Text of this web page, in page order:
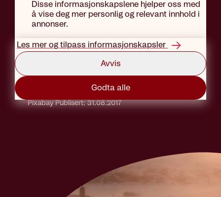
Disse informasjonskapslene hjelper oss med
å vise deg mer personlig og relevant innhold i
annonser.
Les mer og tilpass informasjonskapsler
Avvis
Godta alle
høstskadene
på hytta
Tekst: Marius Solberg Anfinsen Foto: Kirstie Hudson,
Pixabay Publisert: 31.08.2017